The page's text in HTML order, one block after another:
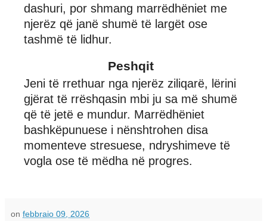
dashuri, por shmang marrëdhëniet me
njerëz që janë shumë të largët ose
tashmë të lidhur.
Peshqit
Jeni të rrethuar nga njerëz ziliqarë, lërini
gjërat të rrëshqasin mbi ju sa më shumë
që të jetë e mundur. Marrëdhëniet
bashkëpunuese i nënshtrohen disa
momenteve stresuese, ndryshimeve të
vogla ose të mëdha në progres.
on febbraio 09, 2026